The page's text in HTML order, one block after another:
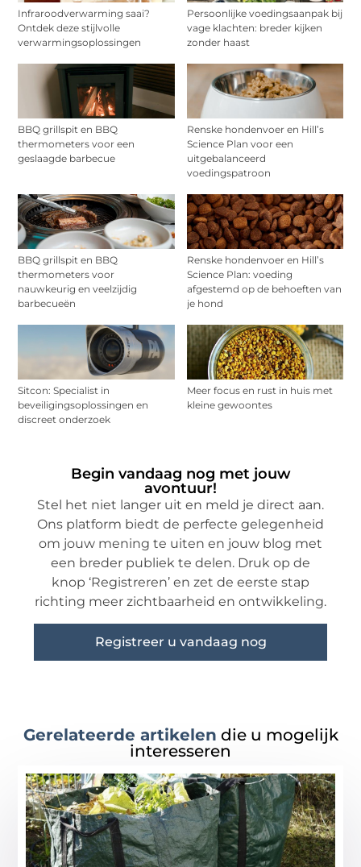
Infraroodverwarming saai?
Ontdek deze stijlvolle
verwarmingsoplossingen
Persoonlijke voedingsaanpak bij
vage klachten: breder kijken
zonder haast
BBQ grillspit en BBQ
thermometers voor een
geslaagde barbecue
Renske hondenvoer en Hill’s
Science Plan voor een
uitgebalanceerd
voedingspatroon
BBQ grillspit en BBQ
thermometers voor
nauwkeurig en veelzijdig
barbecueën
Renske hondenvoer en Hill’s
Science Plan: voeding
afgestemd op de behoeften van
je hond
Sitcon: Specialist in
beveiligingsoplossingen en
discreet onderzoek
Meer focus en rust in huis met
kleine gewoontes
Begin vandaag nog met jouw
avontuur!
Stel het niet langer uit en meld je direct aan.
Ons platform biedt de perfecte gelegenheid
om jouw mening te uiten en jouw blog met
een breder publiek te delen. Druk op de
knop ‘Registreren’ en zet de eerste stap
richting meer zichtbaarheid en ontwikkeling.
Registreer u vandaag nog
Gerelateerde artikelen die u mogelijk
interesseren